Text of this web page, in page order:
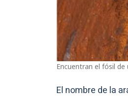
Encuentran el fósil de
El nombre de la